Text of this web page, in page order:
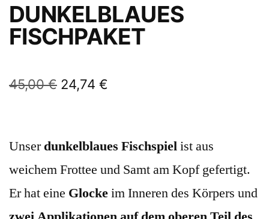
DUNKELBLAUES
FISCHPAKET
45,00€ 24,74 €
Unserdunkelblaues Fischspielist aus
weichem Frottee und Samt am Kopf gefertigt.
Er hat eine Glockeim Inneren des Körpers und